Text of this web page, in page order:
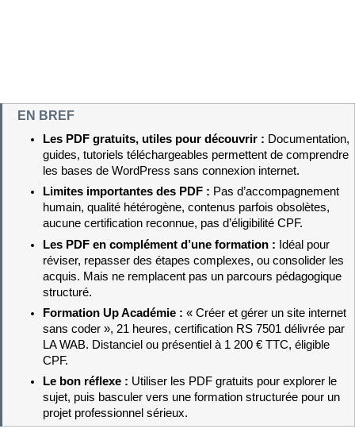
EN BREF
Les PDF gratuits, utiles pour découvrir : Documentation,
guides, tutoriels téléchargeables permettent de comprendre
les bases de WordPress sans connexion internet.
Limites importantes des PDF : Pas d’accompagnement
humain, qualité hétérogène, contenus parfois obsolètes,
aucune certification reconnue, pas d’éligibilité CPF.
Les PDF en complément d’une formation : Idéal pour
réviser, repasser des étapes complexes, ou consolider les
acquis. Mais ne remplacent pas un parcours pédagogique
structuré.
Formation Up Académie : « Créer et gérer un site internet
sans coder », 21 heures, certification RS 7501 délivrée par
LA WAB. Distanciel ou présentiel à 1 200 € TTC, éligible
CPF.
Le bon réflexe : Utiliser les PDF gratuits pour explorer le
sujet, puis basculer vers une formation structurée pour un
projet professionnel sérieux.